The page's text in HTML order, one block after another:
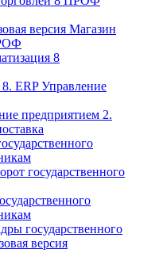
версия Магазин
8
ERP Управление
предприятием 2.
государственного
государственного
версия